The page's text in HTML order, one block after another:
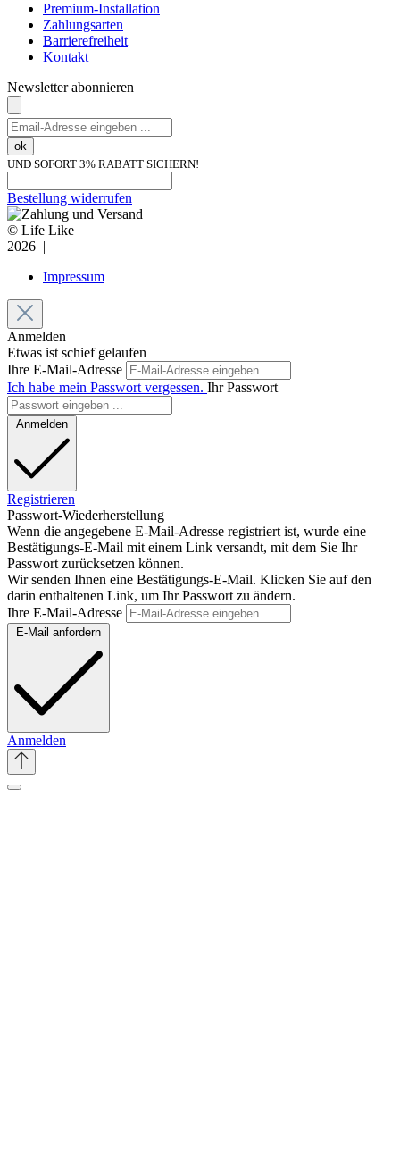
Premium-Installation
Zahlungsarten
Barrierefreiheit
Kontakt
Newsletter abonnieren
ok
UND SOFORT 3% RABATT SICHERN!
Bestellung widerrufen
© Life Like
2026 |
Impressum
Anmelden
Etwas ist schief gelaufen
Ihre E-Mail-Adresse
Ich habe mein Passwort vergessen. Ihr Passwort
Anmelden
Registrieren
Passwort-Wiederherstellung
Wenn die angegebene E-Mail-Adresse registriert ist, wurde eine
Bestätigungs-E-Mail mit einem Link versandt, mit dem Sie Ihr
Passwort zurücksetzen können.
Wir senden Ihnen eine Bestätigungs-E-Mail. Klicken Sie auf den
darin enthaltenen Link, um Ihr Passwort zu ändern.
Ihre E-Mail-Adresse
E-Mail anfordern
Anmelden